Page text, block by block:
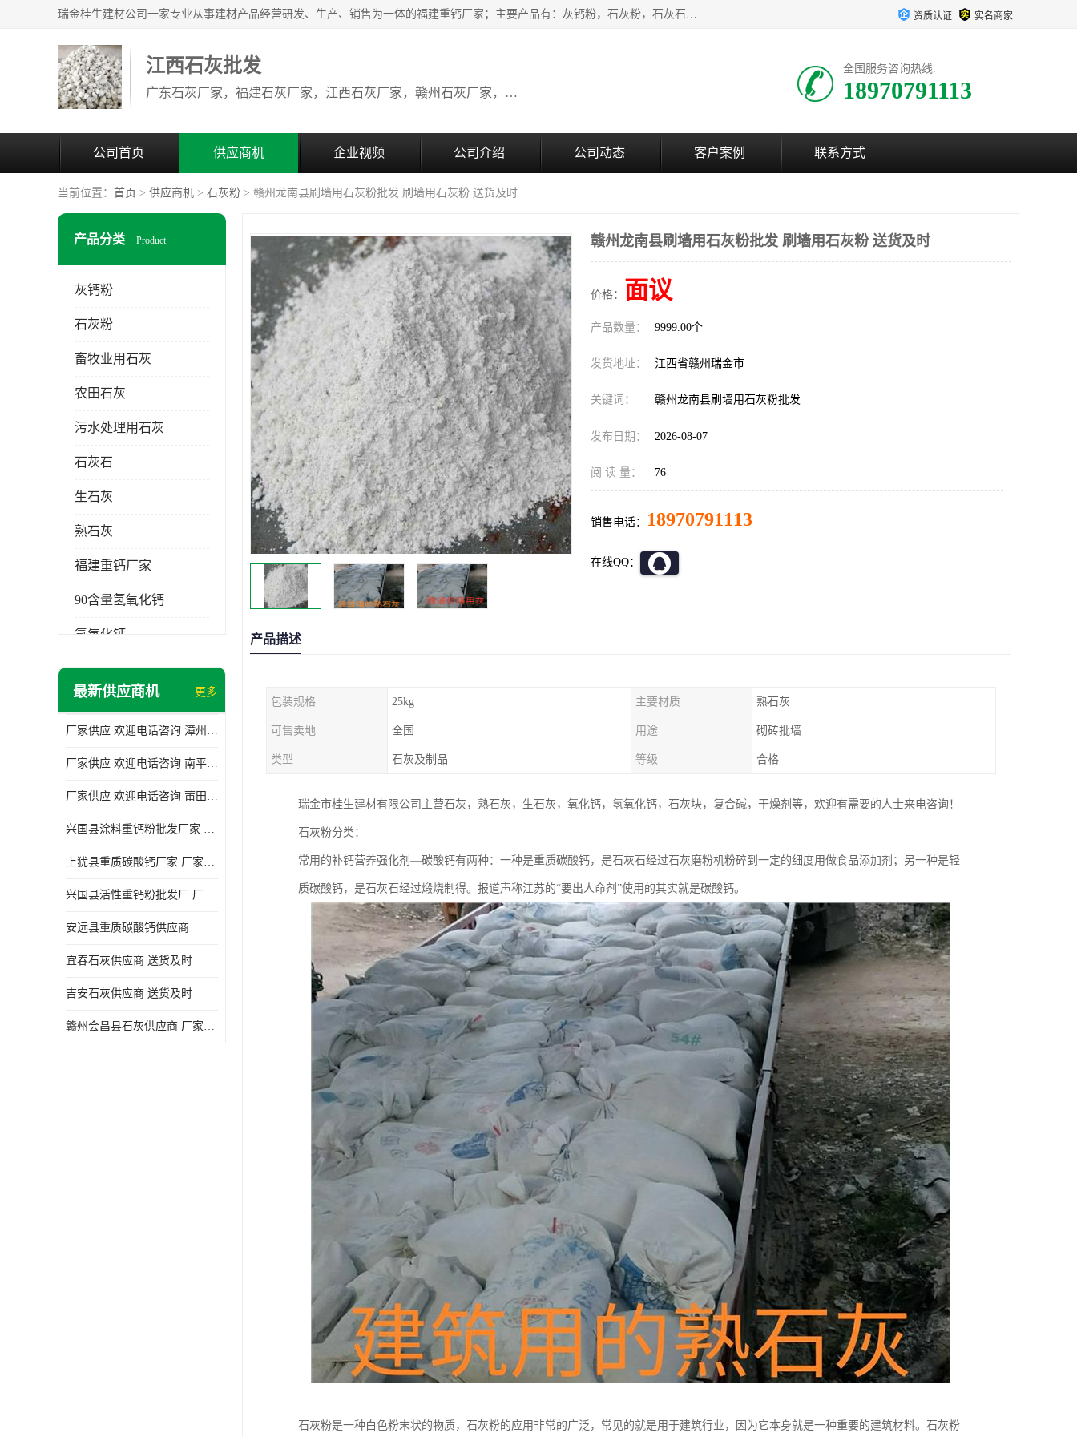
瑞金桂生建材公司一家专业从事建材产品经营研发、生产、销售为一体的福建重钙厂家；主要产品有：灰钙粉，石灰粉，石灰石，生石灰，熟石灰，氧化钙，重钙粉，氢氧化钙，农田石灰，畜牧业用石灰等。欢迎新老客户来电咨询！ 资质认证 实名商家
江西石灰批发
广东石灰厂家，福建石灰厂家，江西石灰厂家，赣州石灰厂家，东莞石灰厂家
全国服务咨询热线:
18970791113
公司首页 供应商机 企业视频 公司介绍 公司动态 客户案例 联系方式
当前位置： 首页 > 供应商机 > 石灰粉 > 赣州龙南县刷墙用石灰粉批发 刷墙用石灰粉 送货及时
产品分类 Product
灰钙粉
石灰粉
畜牧业用石灰
农田石灰
污水处理用石灰
石灰石
生石灰
熟石灰
福建重钙厂家
90含量氢氧化钙
氢氧化钙
氧化钙
最新供应商机 更多
厂家供应 欢迎电话咨询 漳州活性重钙粉
厂家供应 欢迎电话咨询 南平活性重钙粉批发厂
厂家供应 欢迎电话咨询 莆田高白度重钙粉厂家
兴国县涂料重钙粉批发厂家 厂家供应 欢迎电话咨询
上犹县重质碳酸钙厂家 厂家供应 欢迎电话咨询
兴国县活性重钙粉批发厂 厂家供应 欢迎电话咨询
安远县重质碳酸钙供应商
宜春石灰供应商 送货及时
吉安石灰供应商 送货及时
赣州会昌县石灰供应商 厂家供应
赣州龙南县刷墙用石灰粉批发 刷墙用石灰粉 送货及时
价格： 面议
产品数量： 9999.00个
发货地址： 江西省赣州瑞金市
关键词： 赣州龙南县刷墙用石灰粉批发
发布日期： 2026-08-07
阅 读 量： 76
销售电话： 18970791113
在线QQ：
产品描述
包装规格 25kg 主要材质 熟石灰
可售卖地 全国 用途 砌砖批墙
类型 石灰及制品 等级 合格
瑞金市桂生建材有限公司主营石灰，熟石灰，生石灰，氧化钙，氢氧化钙，石灰块，复合碱，干燥剂等，欢迎有需要的人士来电咨询！
石灰粉分类：
常用的补钙营养强化剂—碳酸钙有两种：一种是重质碳酸钙，是石灰石经过石灰磨粉机粉碎到一定的细度用做食品添加剂；另一种是轻
质碳酸钙，是石灰石经过煅烧制得。报道声称江苏的“要出人命剂”使用的其实就是碳酸钙。
石灰粉是一种白色粉末状的物质，石灰粉的应用非常的广泛，常见的就是用于建筑行业，因为它本身就是一种重要的建筑材料。石灰粉